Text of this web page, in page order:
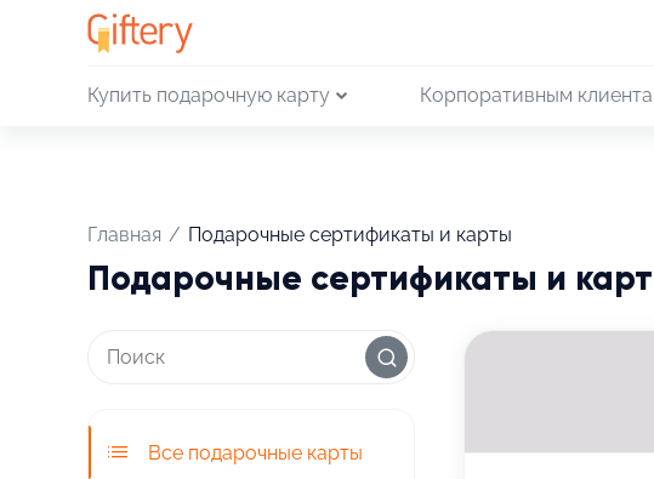
Купить подарочную карту Корпоративным
Главная / Подарочные сертификаты и карты
Подарочные сертификаты и
Все подарочные карты